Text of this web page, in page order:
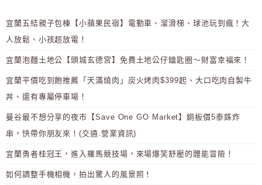
宜蘭五結親子包棟【小蘋果民宿】電動車、溜滑梯、球池玩到瘋！大
人放鬆、小孩超放電！
宜蘭泡麵土地公【頭城玄德宮】免費土地公仔鑰匙圈～財富幸福來！
宜蘭平價吃到飽推薦「天滿燒肉」炭火烤肉$399起、大口吃肉自製牛
丼、還有專屬停車場！
曼谷最不想分享的夜市【Save One GO Market】銅板價5泰銖炸
串，快帶你朋友來！(交通.營業資訊)
宜蘭勇者桂冠王，進入羅馬競技場，來場爆笑舒壓的體能冒險！
如何調整手機相機，拍出驚人的風景照！